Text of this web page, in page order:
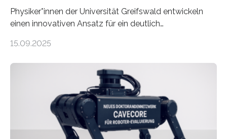
Physiker*innen der Universität Greifswald entwickeln
einen innovativen Ansatz für ein deutlich
Lösungsweg ist inspiriert vom menschlichen Gehirn. Die
stellt die heutige Computertechnik vor
Herausforderungen. Herkömmliche Silizium-
Prozessoren stoßen an ihre Grenzen: Sie verbrauchen
viel Energie, die Speicher- und Verarbeitungseinheiten
sind voneinander getrennt und die Datenübertragung
bremst komplexe Anwendungen aus. Da KI-Modelle
15.09.2025